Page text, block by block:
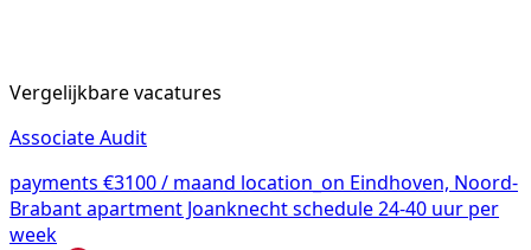
Vergelijkbare vacatures
Associate Audit
payments €3100 / maand location_on Eindhoven, Noord-
Brabantapartment Joanknechtschedule24-40 uur per
week